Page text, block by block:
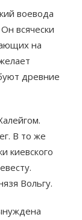
воевода
всячески
на
древние
В то же
киевского
Вольгу.